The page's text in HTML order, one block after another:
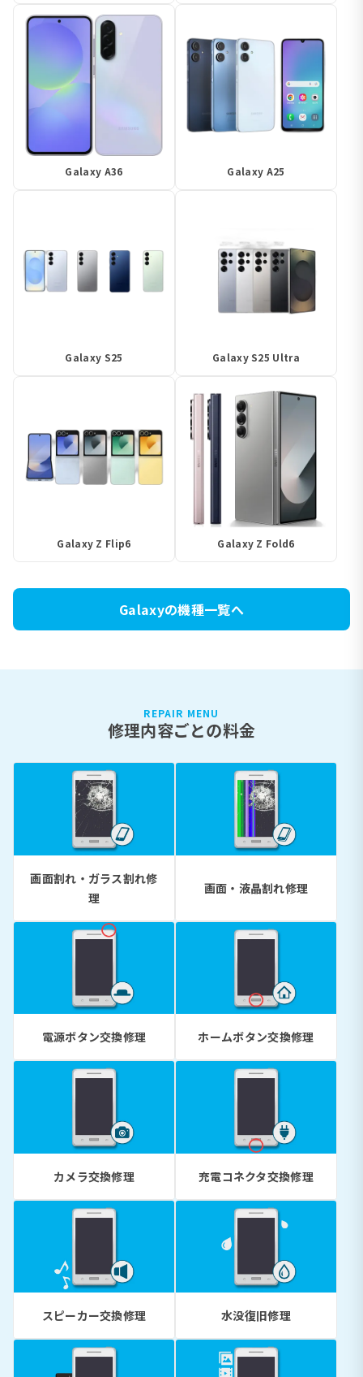
Galaxy A36 Galaxy A25
Galaxy S25 Galaxy S25 Ultra
Galaxy Z Flip6 Galaxy Z Fold6
Galaxyの機種一覧へ
REPAIR MENU
修理内容ごとの料金
画面割れ・ガラス割れ修
理
画面・液晶割れ修理
電源ボタン交換修理 ホームボタン交換修理
カメラ交換修理 充電コネクタ交換修理
スピーカー交換修理 水没復旧修理